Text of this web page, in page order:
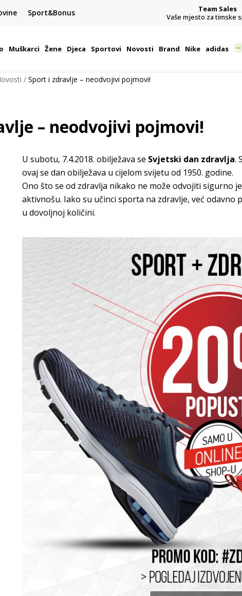
Sport&Bonus
BOX NOW
od 800 paketomata u Hrvatskoj
Team Sales
Vaše mjesto za timske
Muškarci Žene Djeca Sportovi Novosti Brand Nike adidas
Sport i zdravlje – neodvojivi pojmovi!
– neodvojivi pojmovi!
U subotu, 7.4.2018. obilježava se Svjetski dan zdravlja.
ovaj se dan obilježava u cijelom svijetu od 1950. godine.
Ono što se od zdravlja nikako ne može odvojiti sigurno je
aktivnošu. Iako su učinci sporta na zdravlje, već odavno
u dovoljnoj količini.